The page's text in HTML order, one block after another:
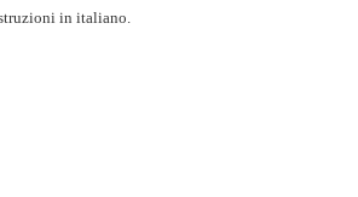
in italiano.